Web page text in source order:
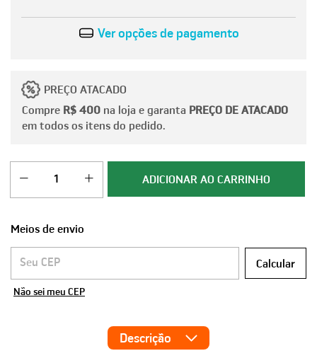
Ver opções de pagamento
PREÇO ATACADO
Compre R$ 400 na loja e garanta PREÇO DE ATACADO
em todos os itens do pedido.
Meios de envio
Entregas para o CEP:
Calcular
Não sei meu CEP
Descrição